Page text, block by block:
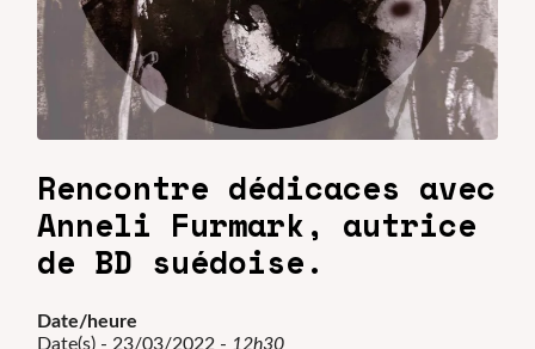
Rencontre dédicaces avec
Anneli Furmark, autrice
de BD suédoise.
Date/heure
Date(s) - 23/03/2022 - 12h30